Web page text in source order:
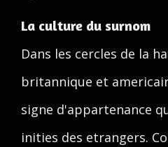
La culture du surnom
Dans les cercles de la
britannique et
signe d'appartenance
inities des etrangers.